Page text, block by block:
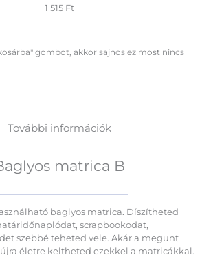
1 515 Ft
gombot, akkor sajnos ez most nincs
További információk
matrica B
baglyos matrica. Díszítheted
scrapbookodat,
szebbé teheted vele. Akár a megunt
életre keltheted ezekkel a matricákkal.